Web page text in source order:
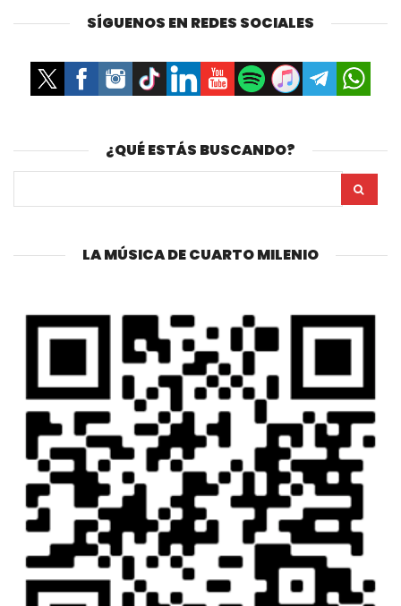
SÍGUENOS EN REDES SOCIALES
¿QUÉ ESTÁS BUSCANDO?
LA MÚSICA DE CUARTO MILENIO